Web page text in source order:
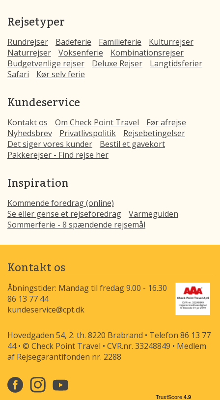
Rejsetyper
Rundrejser Badeferie Familieferie
Kulturrejser
Naturrejser
Voksenferie
Kombinationsrejser
Budgetvenlige rejser
Deluxe Rejser
Langtidsferier
Safari
Kør selv ferie
Kundeservice
Kontakt os Om Check Point Travel
Før afrejse
Nyhedsbrev
Privatlivspolitik
Rejsebetingelser
Det siger vores kunder
Bestil et gavekort
Pakkerejser - Find rejse her
Inspiration
Kommende foredrag (online)
Se eller gense et rejseforedrag
Varmeguiden
Sommerferie - 8 spændende rejsemål
Kontakt os
Åbningstider: Mandag til fredag 9.00 - 16.30
86 13 77 44
kundeservice@cpt.dk
Hovedgaden 54, 2. th. 8220 Brabrand • Telefon 86 13 77
44 • © Check Point Travel • CVR.nr. 33248849 • Medlem
af Rejsegarantifonden nr. 2288